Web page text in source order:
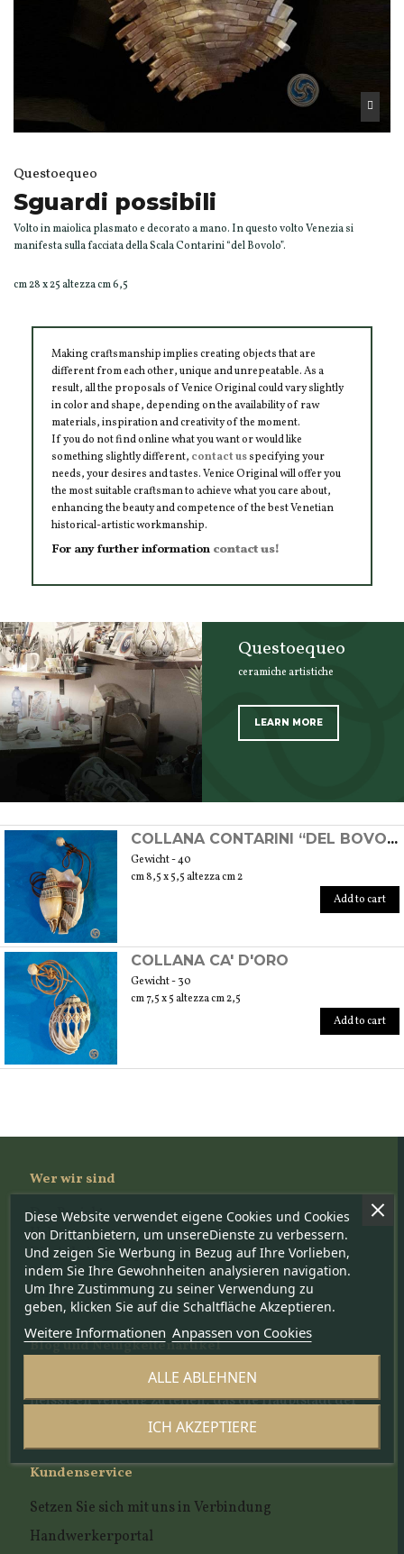
Questoequeo
Sguardi possibili
Volto in maiolica plasmato e decorato a mano. In questo volto Venezia si
manifesta sulla facciata della Scala Contarini “del Bovolo”.
cm 28 x 25 altezza cm 6,5
Making craftsmanship implies creating objects that are
different from each other, unique and unrepeatable. As a
result, all the proposals of Venice Original could vary slightly
in color and shape, depending on the availability of raw
materials, inspiration and creativity of the moment.
If you do not find online what you want or would like
something slightly different, contact usspecifying your
needs, your desires and tastes. Venice Original will offer you
the most suitable craftsman to achieve what you care about,
enhancing the beauty and competence of the best Venetian
historical-artistic workmanship.
For any further information contact us!
Questoequeo
ceramiche artistiche
LEARN MORE
COLLANA CONTARINI “DEL BOVOLO”
Gewicht - 40
cm 8,5 x 5,5 altezza cm 2
Add to cart
COLLANA CA' D'ORO
Gewicht - 30
cm 7,5 x 5 altezza cm 2,5
Add to cart
Wer wir sind
Das Projekt
Ueber uns
Die Arbeitsgruppe
Der wissenschaftliche Ausschuss
Unsere Auswahlskriterien
Blog und Neuigkeitenartikel
Ein Platz, um die Geschichte von einem lebendigen,
fleissigen Venedig zu teilen, das die Hauptstadt der
Kundenservice
Setzen Sie sich mit uns in Verbindung
Handwerkerportal
Diese Website verwendet eigene Cookies und Cookies
von Drittanbietern, um unsereDienste zu verbessern.
Und zeigen Sie Werbung in Bezug auf Ihre Vorlieben,
indem Sie Ihre Gewohnheiten analysieren navigation.
Um Ihre Zustimmung zu seiner Verwendung zu
geben, klicken Sie auf die Schaltfläche Akzeptieren.
Weitere Informationen Anpassen von Cookies
ALLE ABLEHNEN
ICH AKZEPTIERE